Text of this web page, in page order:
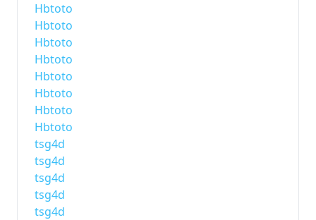
Hbtoto
Hbtoto
Hbtoto
Hbtoto
Hbtoto
Hbtoto
Hbtoto
Hbtoto
tsg4d
tsg4d
tsg4d
tsg4d
tsg4d